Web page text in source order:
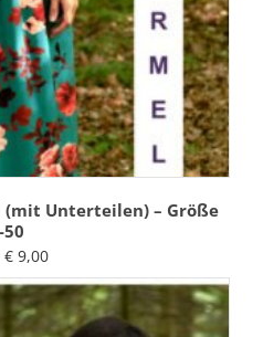
(mit Unterteilen) – Größe
50
€9,00